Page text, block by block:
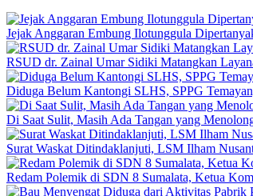
Jejak Anggaran Embung Ilotunggula
RSUD dr. Zainal Umar Sidiki Matangkan
Diduga Belum Kantongi SLHS, SPPG
Di Saat Sulit, Masih Ada Tangan yang
Surat Waskat Ditindaklanjuti, LSM Ilham
Redam Polemik di SDN 8 Sumalata, Ketua